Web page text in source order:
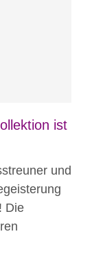
ist
und
Die